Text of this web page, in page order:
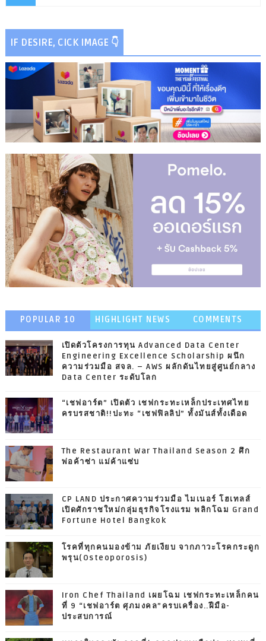
IF DESIRE, CICK IMAGE 👇
POPULAR 10 HIGHLIGHT NEWS COMMENTS
เปิดตัวโครงการทุน Advanced Data Center
Engineering Excellence Scholarship ผนึก
ความร่วมมือ สจล. – AWS ผลักดันไทยสู่ศูนย์กลาง
Data Center ระดับโลก
“เชฟอาร์ต” เปิดตัว เชฟกระทะเหล็กประเทศไทย
ครบรสชาติ!!ปะทะ “เชฟฟิลลิป” ทั้งมันส์ทั้งเดือด
The Restaurant War Thailand Season 2 ศึก
พ่อค้าซ่า แม่ค้าแซ่บ
CP LAND ประกาศความร่วมมือ ไมเนอร์ โฮเทลส์
เปิดศักราชใหม่กลุ่มธุรกิจโรงแรม พลิกโฉม Grand
Fortune Hotel Bangkok
โรคที่ทุกคนมองข้าม ภัยเงียบ จากภาวะโรคกระดูก
พรุน(Osteoporosis)
Iron Chef Thailand เผยโฉม เชฟกระทะเหล็กคน
ที่ 9 “เชฟอาร์ต ศุภมงคล”ครบเครื่อง..ฝีมือ-
ประสบการณ์